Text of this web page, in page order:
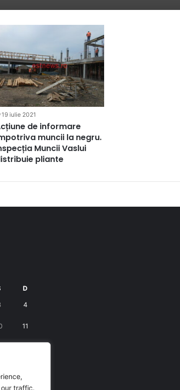
traffic.
19 iulie 2021
de informare
muncii la negru.
Muncii Vaslui
pliante
D
4
11